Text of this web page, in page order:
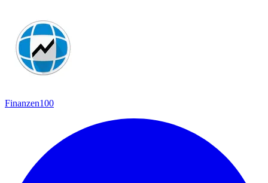
Finanzen100